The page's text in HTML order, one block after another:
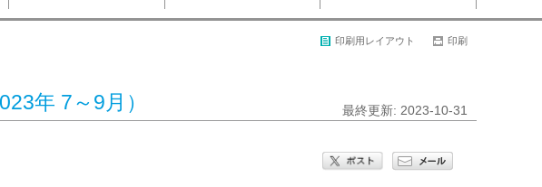
印刷用レイアウト 印刷
年 7～9月） 最終更新: 2023-10-31